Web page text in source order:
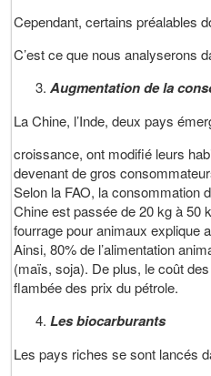
Cependant, certains préalables
C’est ce que nous analyserons
Augmentation de la
La Chine, l’Inde, deux pays
croissance, ont modifié leurs
devenant de gros
Selon la FAO, la consommation
Chine est passée de 20 kg à 50
fourrage pour animaux explique
Ainsi, 80% de l’alimentation
(maïs, soja). De plus, le coût
flambée des prix du pétrole.
Les biocarburants
Les pays riches se sont lancés